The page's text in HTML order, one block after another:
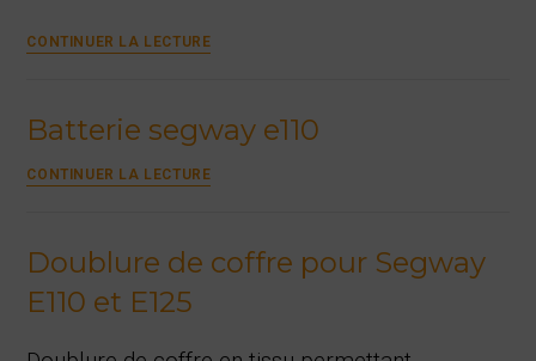
CONTINUER LA LECTURESegway
E250S
Batterie segway e110
CONTINUER LA LECTUREBatterie
segway
Doublure de coffre pour Segway
E110 et E125